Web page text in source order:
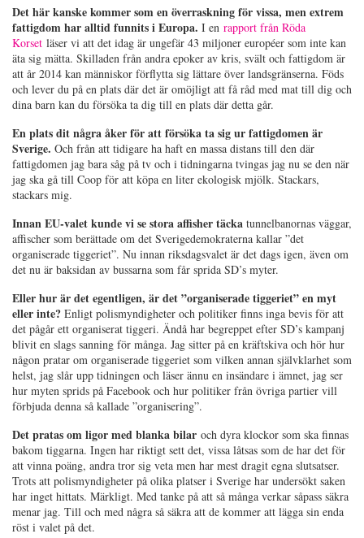
Det här kanske kommer som en överraskning för vissa, men extrem
fattigdom har alltid funnits i Europa. I en rapport från Röda
Korset läser vi att det idag är ungefär 43 miljoner européer som inte kan
äta sig mätta. Skilladen från andra epoker av kris, svält och fattigdom är
att år 2014 kan människor förflytta sig lättare över landsgränserna. Föds
och lever du på en plats där det är omöjligt att få råd med mat till dig och
dina barn kan du försöka ta dig till en plats där detta går.
En plats dit några åker för att försöka ta sig ur fattigdomen är
Sverige. Och från att tidigare ha haft en massa distans till den där
fattigdomen jag bara såg på tv och i tidningarna tvingas jag nu se den när
jag ska gå till Coop för att köpa en liter ekologisk mjölk. Stackars,
stackars mig.
InnanEU-valet kunde vi se stora affisher täcka tunnelbanornas väggar,
affischer som berättade om det Sverigedemokraterna kallar ”det
organiserade tiggeriet”. Nu innan riksdagsvalet är det dags igen, även om
det nu är baksidan av bussarna som får sprida SD’s myter.
Eller hur är det egentligen, är det ”organiserade tiggeriet” en myt
eller inte? Enligt polismyndigheter och politiker finns inga bevis för att
det pågår ett organiserat tiggeri. Ändå har begreppet efter SD’s kampanj
blivit en slags sanning för många. Jag sitter på en kräftskiva och hör hur
någon pratar om organiserade tiggeriet som vilken annan självklarhet som
helst, jag slår upp tidningen och läser ännu en insändare i ämnet, jag ser
hur myten sprids på Facebook och hur politiker från övriga partier vill
förbjuda denna så kallade ”organisering”.
Det pratas om ligor med blanka bilar och dyra klockor som ska finnas
bakom tiggarna. Ingen har riktigt sett det, vissa låtsas som de har det för
att vinna poäng, andra tror sig veta men har mest dragit egna slutsatser.
Trots att polismyndigheter på olika platser i Sverige har undersökt saken
har inget hittats. Märkligt. Med tanke på att så många verkar såpass säkra
menar jag. Till och med några så säkra att de kommer att lägga sin enda
röst i valet på det.